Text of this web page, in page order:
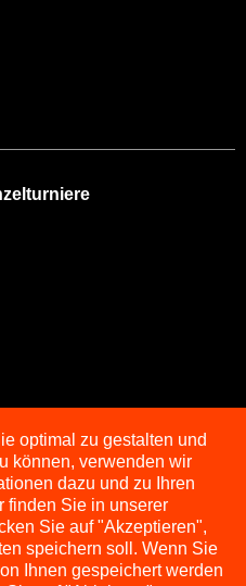
optimal zu gestalten und
können, verwenden wir
dazu und zu Ihren
finden Sie in unserer
Sie auf "Akzeptieren",
speichern soll. Wenn Sie
Ihnen gespeichert werden